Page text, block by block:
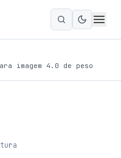
Ativar
imagem 4.0 de peso